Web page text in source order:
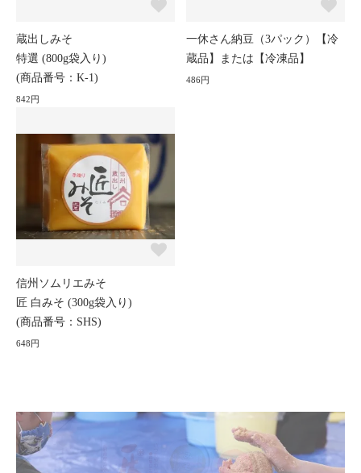
蔵出しみそ
特選 (800g袋入り)
(商品番号：K-1)
842円
一休さん納豆（3パック）【冷
蔵品】または【冷凍品】
486円
信州ソムリエみそ
匠 白みそ (300g袋入り)
(商品番号：SHS)
648円